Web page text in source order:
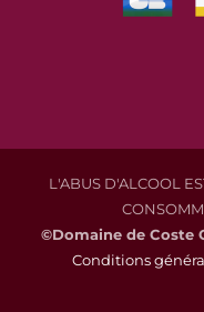
L'ABUS D'ALCOOL
©Domaine de Coste
Conditions